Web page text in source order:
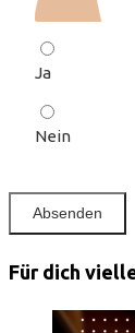
Ja
Nein
Für dich